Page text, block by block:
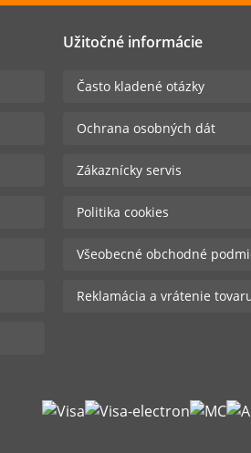
Užitočné informácie
Často kladené otázky
Ochrana osobných dát
Zákaznícky servis
Politika cookies
Všeobecné obchodné
Reklamácia a vrátenie